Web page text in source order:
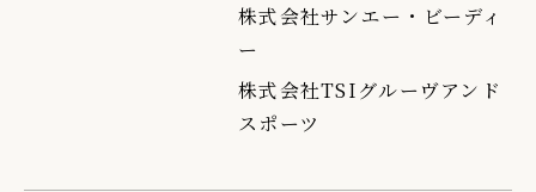
株式会社サンエー・ビーディ
ー
株式会社TSIグルーヴアンド
スポーツ